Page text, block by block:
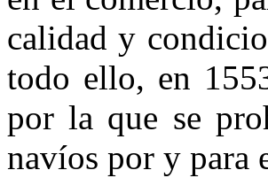
calidad y
todo ello, en
por la que se
navíos por y para